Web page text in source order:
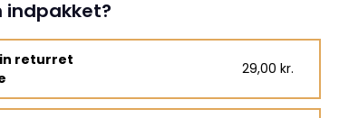
indpakket?
returret
29,00 kr.